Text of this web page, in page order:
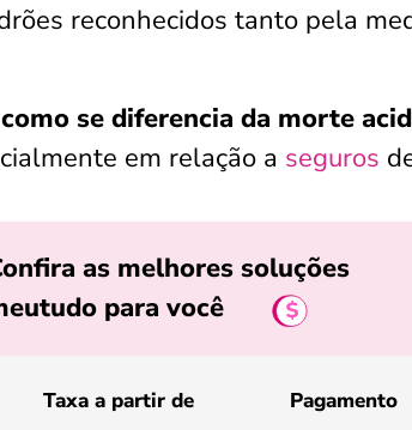
reconhecidos tanto pela
se diferencia da morte
em relação a seguros
as melhores soluções
para você
Taxa a partir de Pagamento